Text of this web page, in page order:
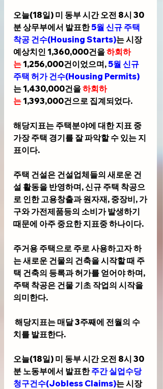
오늘(18일) 미 동부 시간 오전 8시 30
분 상무부에서 발표한 5월 신규 주택
착공 건수(Housing Starts)는 시장
예상치인 1,360,000건을 하회하
는 1,256,000건이었으며, 5월 신규
주택 허가 건수(Housing Permits)
는 1,430,000건을 하회하
는 1,393,000건으로 집계되었다.
해당지표는 주택분야에 대한 지표 중
가장 주택 경기를 잘 파악할 수 있는 지
표이다.
주택 건설은 건설업체들의 새로운 건
설 활동을 반영하며, 신규 주택 착공으
로 인한 고용창출과 원자재, 중장비, 가
구와 가전제품등의 소비가 발생하기
때문에 아주 중요한 지표중 하나이다.
주거용 주택으로 주로 사용하고자 하
는 새로운 건물의 건축을 시작할 때 주
택 건축의 등록과 허가를 얻어야 하며,
주택 착공은 건물 기초 작업의 시작을
의미한다.
해당지표는 매달 3주째에 전월의 수
치를 발표한다.
오늘(18일) 미 동부 시간 오전 8시 30
분 노동부에서 발표한 주간 실업수당
청구건수(Jobless Claims)는 시장